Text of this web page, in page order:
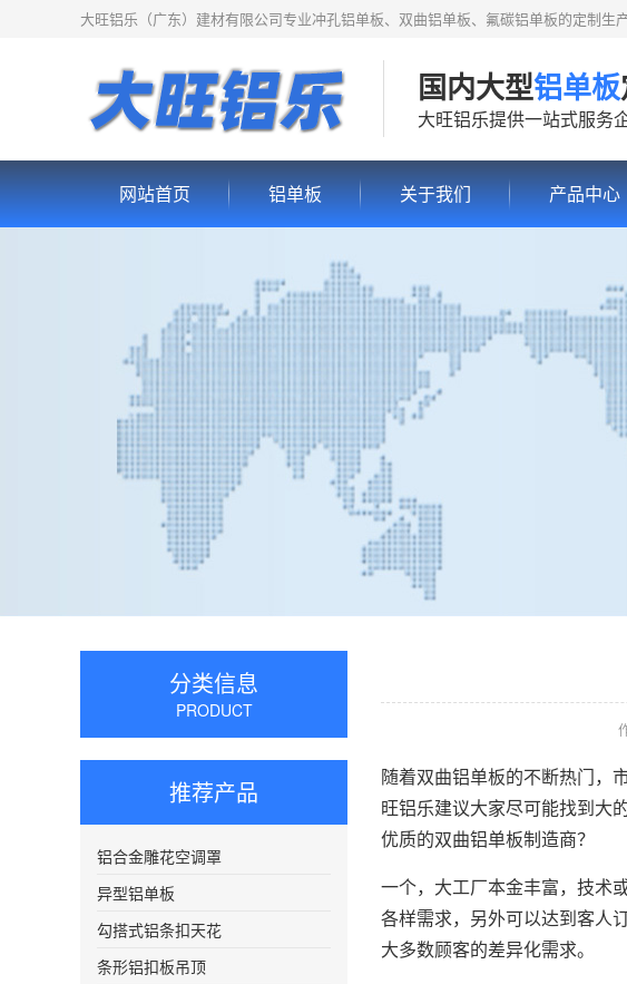
大旺铝乐（广东）建材有限公司专业冲孔铝单板、双曲铝单板、氟碳铝单板的定制生
国内大型铝单板
大旺铝乐提供一站式服务
网站首页 铝单板 关于我们 产品中心
分类信息
PRODUCT
推荐产品
铝合金雕花空调罩
异型铝单板
勾搭式铝条扣天花
条形铝扣板吊顶
随着双曲铝单板的不断热门，
旺铝乐建议大家尽可能找到大
优质的双曲铝单板制造商？
一个，大工厂本金丰富，技术
各样需求，另外可以达到客人
大多数顾客的差异化需求。